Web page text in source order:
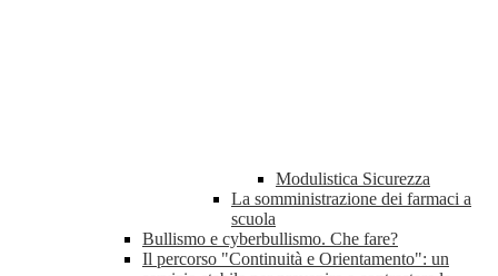
Modulistica Sicurezza
La somministrazione dei farmaci a
scuola
Bullismo e cyberbullismo. Che fare?
Il percorso "Continuità e Orientamento": un